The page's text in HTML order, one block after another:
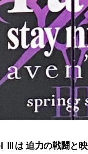
Ⅲは 迫力の戦闘と